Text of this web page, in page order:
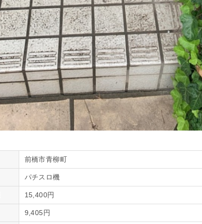
前橋市青柳町
パチスロ機
15,400円
9,405円